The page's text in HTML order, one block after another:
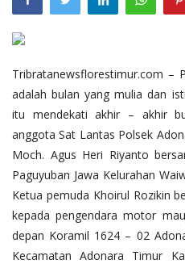
Giat Ops
Tribratanewsflorestimur.com –
adalah bulan yang mulia dan
itu mendekati akhir – akhir
anggota Sat Lantas Polsek
Moch. Agus Heri Riyanto
Paguyuban Jawa Kelurahan
Ketua pemuda Khoirul Rozikin
kepada pengendara motor
depan Koramil 1624 – 02
Kecamatan Adonara Timur